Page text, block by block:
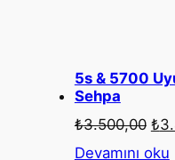
5s & 5700
Sehpa
₺3.500,00 ₺
Devamını oku